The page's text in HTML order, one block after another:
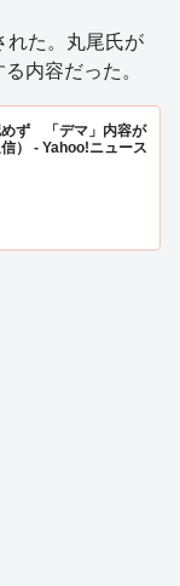
れた。丸尾氏が
内容だった。
めず 「デマ」内容が
） - Yahoo!ニュース